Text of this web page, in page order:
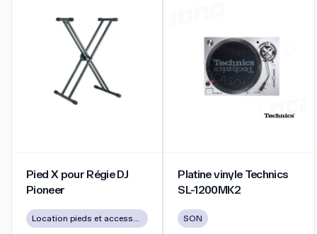
Pied X pour Régie DJ
Pioneer
Platine vinyle Technics
SL-1200MK2
SON